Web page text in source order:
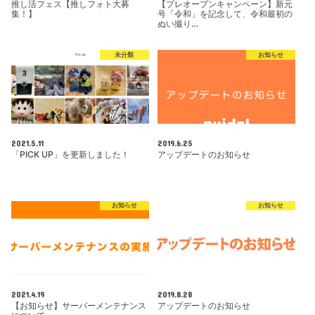
推し活フェス【推しフォト大募
集！】
【プレオープンキャンペーン】新元
号「令和」を記念して、令和最初の
ぬい撮り…
未分類
2021.5.11
「PICK UP」を更新しました！
お知らせ
2019.6.25
アップデートのお知らせ
お知らせ
2021.4.19
【お知らせ】サーバーメンテナンス
お知らせ
2019.8.28
アップデートのお知らせ